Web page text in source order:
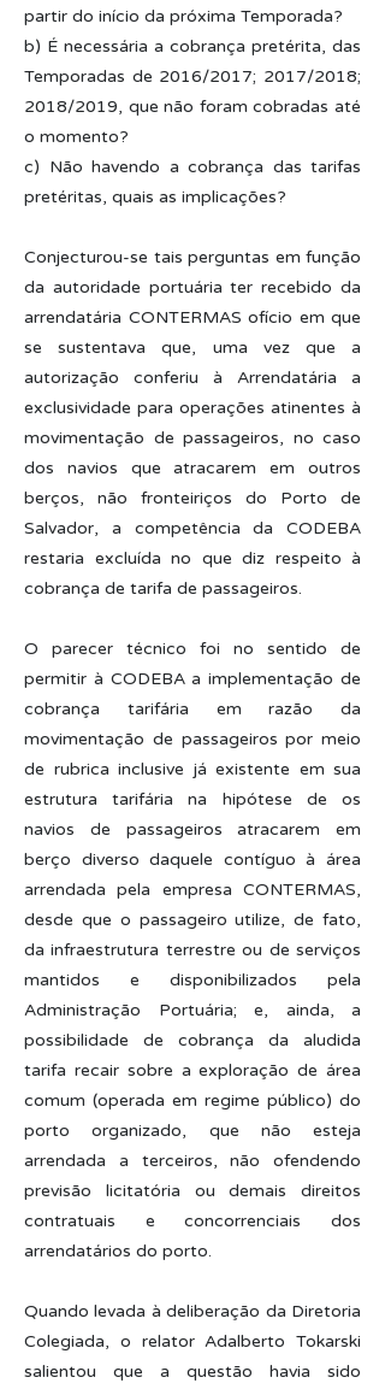
partir do início da próxima Temporada?
b) É necessária a cobrança pretérita, das
Temporadas de 2016/2017; 2017/2018;
2018/2019, que não foram cobradas até
o momento?
c) Não havendo a cobrança das tarifas
pretéritas, quais as implicações?
Conjecturou-se tais perguntas em função
da autoridade portuária ter recebido da
arrendatária CONTERMAS ofício em que
se sustentava que, uma vez que a
autorização conferiu à Arrendatária a
exclusividade para operações atinentes à
movimentação de passageiros, no caso
dos navios que atracarem em outros
berços, não fronteiriços do Porto de
Salvador, a competência da CODEBA
restaria excluída no que diz respeito à
cobrança de tarifa de passageiros.
O parecer técnico foi no sentido de
permitir à CODEBA a implementação de
cobrança tarifária em razão da
movimentação de passageiros por meio
de rubrica inclusive já existente em sua
estrutura tarifária na hipótese de os
navios de passageiros atracarem em
berço diverso daquele contíguo à área
arrendada pela empresa CONTERMAS,
desde que o passageiro utilize, de fato,
da infraestrutura terrestre ou de serviços
mantidos e disponibilizados pela
Administração Portuária; e, ainda, a
possibilidade de cobrança da aludida
tarifa recair sobre a exploração de área
comum (operada em regime público) do
porto organizado, que não esteja
arrendada a terceiros, não ofendendo
previsão licitatória ou demais direitos
contratuais e concorrenciais dos
arrendatários do porto.
Quando levada à deliberação da Diretoria
Colegiada, o relator Adalberto Tokarski
salientou que a questão havia sido